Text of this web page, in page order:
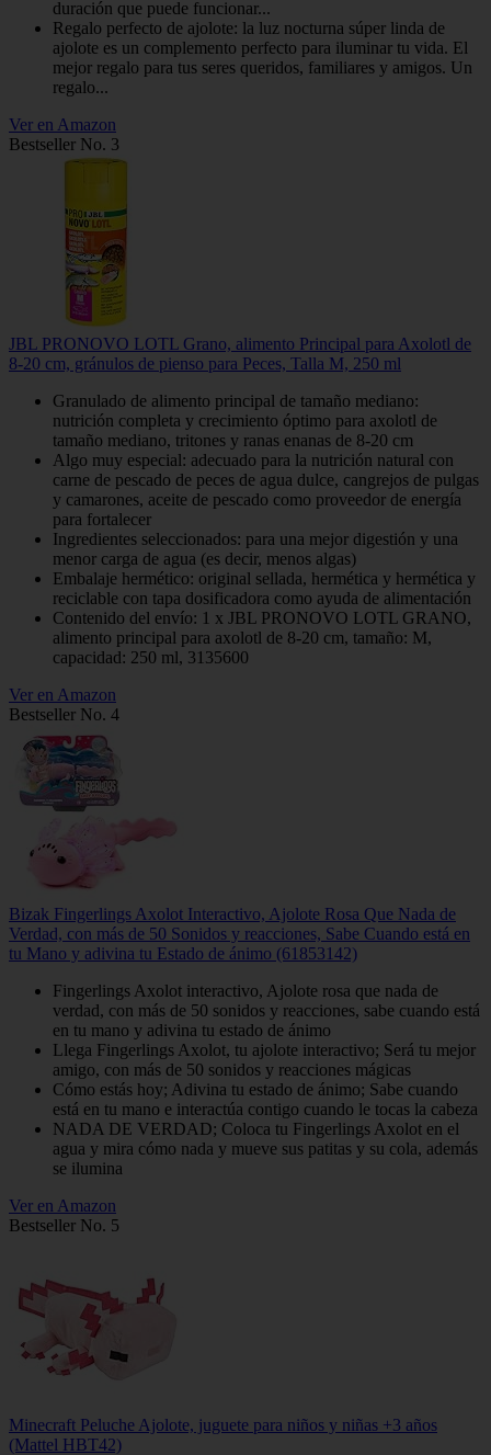
duración que puede funcionar...
Regalo perfecto de ajolote: la luz nocturna súper linda de
ajolote es un complemento perfecto para iluminar tu vida. El
mejor regalo para tus seres queridos, familiares y amigos. Un
regalo...
Ver en Amazon
Bestseller No. 3
JBL PRONOVO LOTL Grano, alimento Principal para Axolotl de
8-20 cm, gránulos de pienso para Peces, Talla M, 250 ml
Granulado de alimento principal de tamaño mediano:
nutrición completa y crecimiento óptimo para axolotl de
tamaño mediano, tritones y ranas enanas de 8-20 cm
Algo muy especial: adecuado para la nutrición natural con
carne de pescado de peces de agua dulce, cangrejos de pulgas
y camarones, aceite de pescado como proveedor de energía
para fortalecer
Ingredientes seleccionados: para una mejor digestión y una
menor carga de agua (es decir, menos algas)
Embalaje hermético: original sellada, hermética y hermética y
reciclable con tapa dosificadora como ayuda de alimentación
Contenido del envío: 1 x JBL PRONOVO LOTL GRANO,
alimento principal para axolotl de 8-20 cm, tamaño: M,
capacidad: 250 ml, 3135600
Ver en Amazon
Bestseller No. 4
Bizak Fingerlings Axolot Interactivo, Ajolote Rosa Que Nada de
Verdad, con más de 50 Sonidos y reacciones, Sabe Cuando está en
tu Mano y adivina tu Estado de ánimo (61853142)
Fingerlings Axolot interactivo, Ajolote rosa que nada de
verdad, con más de 50 sonidos y reacciones, sabe cuando está
en tu mano y adivina tu estado de ánimo
Llega Fingerlings Axolot, tu ajolote interactivo; Será tu mejor
amigo, con más de 50 sonidos y reacciones mágicas
Cómo estás hoy; Adivina tu estado de ánimo; Sabe cuando
está en tu mano e interactúa contigo cuando le tocas la cabeza
NADA DE VERDAD; Coloca tu Fingerlings Axolot en el
agua y mira cómo nada y mueve sus patitas y su cola, además
se ilumina
Ver en Amazon
Bestseller No. 5
Minecraft Peluche Ajolote, juguete para niños y niñas +3 años
(Mattel HBT42)